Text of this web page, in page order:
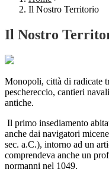
Il Nostro Territorio
Il Nostro
Monopoli, città di radicate
peschereccio, cantieri
antiche.
Il primo insediamento
anche dai navigatori
sec. a.C.), intorno ad un
comprendeva anche un
normanni nel 1049.